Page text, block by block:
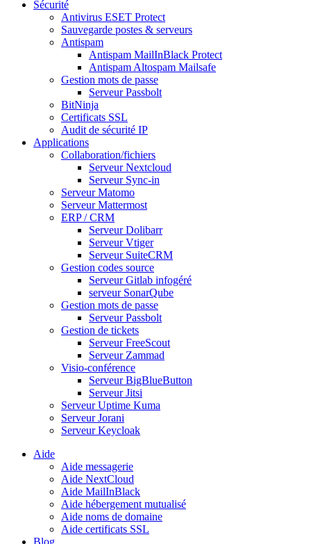
Sécurité
Antivirus ESET Protect
Sauvegarde postes & serveurs
Antispam
Antispam MailInBlack Protect
Antispam Altospam Mailsafe
Gestion mots de passe
Serveur Passbolt
BitNinja
Certificats SSL
Audit de sécurité IP
Applications
Collaboration/fichiers
Serveur Nextcloud
Serveur Sync-in
Serveur Matomo
Serveur Mattermost
ERP / CRM
Serveur Dolibarr
Serveur Vtiger
Serveur SuiteCRM
Gestion codes source
Serveur Gitlab infogéré
serveur SonarQube
Gestion mots de passe
Serveur Passbolt
Gestion de tickets
Serveur FreeScout
Serveur Zammad
Visio-conférence
Serveur BigBlueButton
Serveur Jitsi
Serveur Uptime Kuma
Serveur Jorani
Serveur Keycloak
Aide
Aide messagerie
Aide NextCloud
Aide MailInBlack
Aide hébergement mutualisé
Aide noms de domaine
Aide certificats SSL
Blog